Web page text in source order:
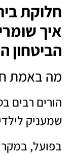
חלוקת
איך
הביטחון
מה באמת
הורים רבים
שמעניק
בפועל,